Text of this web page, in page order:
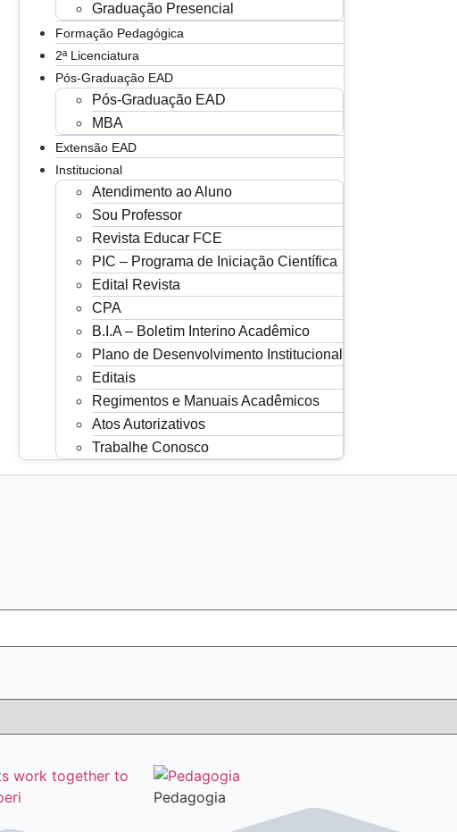
Graduação Presencial
Formação Pedagógica
2ª Licenciatura
Pós-Graduação EAD
Pós-Graduação EAD
MBA
Extensão EAD
Institucional
Atendimento ao Aluno
Sou Professor
Revista Educar FCE
PIC – Programa de Iniciação Científica
Edital Revista
CPA
B.I.A – Boletim Interino Acadêmico
Plano de Desenvolvimento Institucional
Editais
Regimentos e Manuais Acadêmicos
Atos Autorizativos
Trabalhe Conosco
Pedagogia